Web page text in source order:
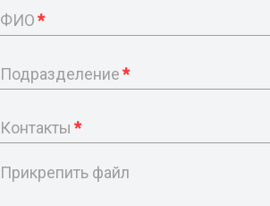
ФИО*
Подразделение*
Контакты *
Прикрепить файл